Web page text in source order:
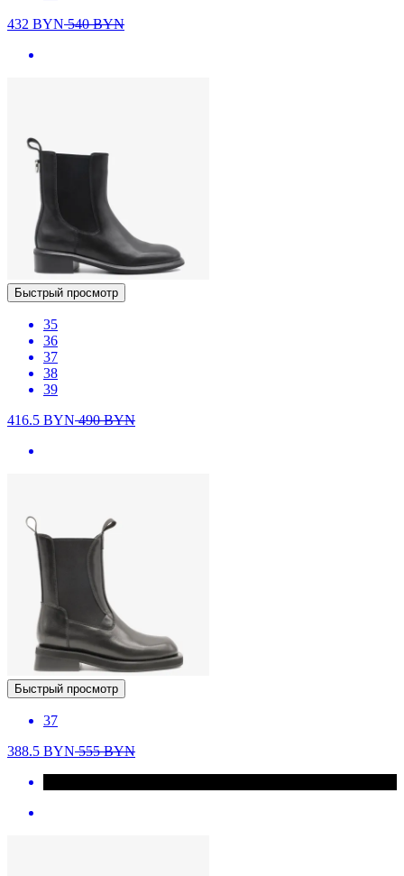
432 BYN540BYN
Быстрый просмотр
35
36
37
38
39
416.5 BYN490BYN
Быстрый просмотр
37
388.5 BYN555BYN